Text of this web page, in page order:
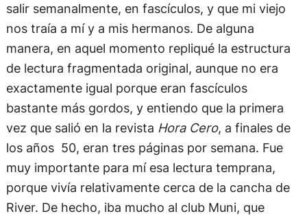
salir semanalmente, en fascículos, y que mi viejo
nos traía a mí y a mis hermanos. De alguna
manera, en aquel momento repliqué la estructura
de lectura fragmentada original, aunque no era
exactamente igual porque eran fascículos
bastante más gordos, y entiendo que la primera
vez que salió en la revista Hora Cero, a finales de
los años 50, eran tres páginas por semana. Fue
muy importante para mí esa lectura temprana,
porque vivía relativamente cerca de la cancha de
River. De hecho, iba mucho al club Muni, que